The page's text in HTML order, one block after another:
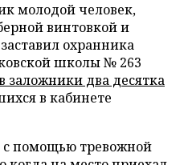
молодой человек,
винтовкой и
охранника
школы № 263
заложники два десятка
в кабинете
с помощью тревожной